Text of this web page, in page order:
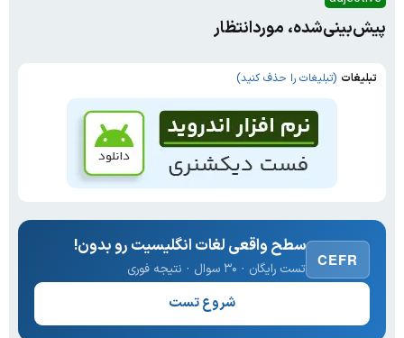
پیش‌بینی‌شده، موردانتظار
تبلیغات (تبلیغات را حذف کنید)
CEFR
سطح واقعی لغات انگلیسیت رو بدون!
تست رایگان · ۳۰ سوال · نتیجه فوری
شروع تست